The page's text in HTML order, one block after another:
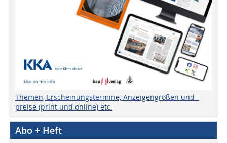
Themen, Erscheinungstermine, Anzeigengrößen und -
preise (print und online) etc.
Abo + Heft